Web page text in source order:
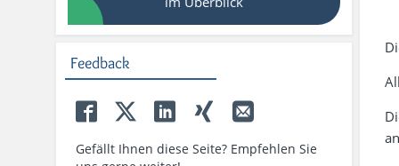
Feedback
Gefällt Ihnen diese Seite? Empfehlen Sie